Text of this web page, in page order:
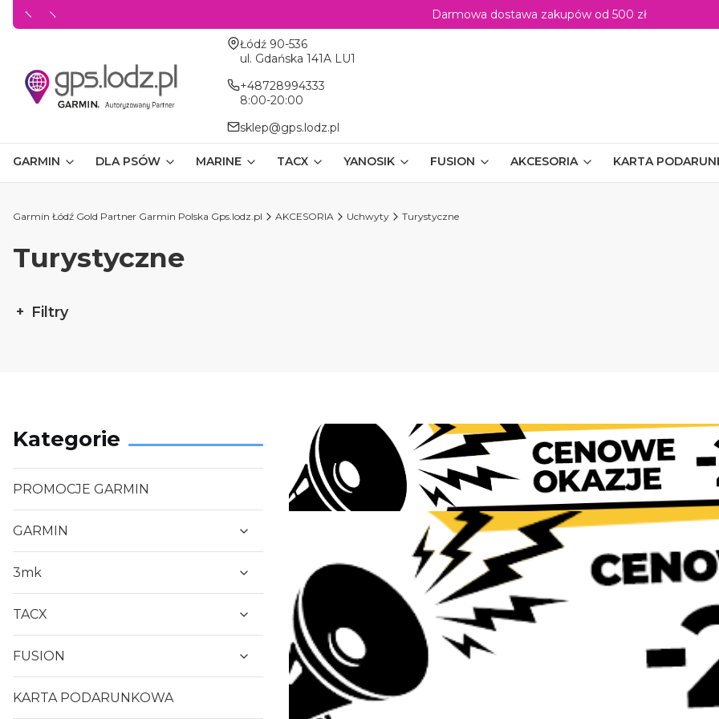
Darmowa dostawa zakupów od 500 zł
Adres:
Łódź 90-536
ul. Gdańska 141A LU1
+48728994333
8:00-20:00
sklep@gps.lodz.pl
GARMIN DLA PSÓW MARINE TACX YANOSIK FUSION AKCESORIA KARTA
Garmin Łódź Gold Partner Garmin Polska Gps.lodz.pl AKCESORIA Uchwyty Turystyczne
Turystyczne
Filtry
Kategorie
PROMOCJE GARMIN
GARMIN
3mk
TACX
FUSION
KARTA PODARUNKOWA